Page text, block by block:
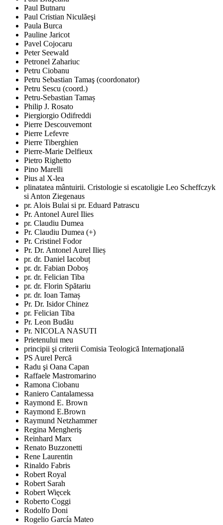
Paul Butnaru
Paul Cristian Niculăeşi
Paula Burca
Pauline Jaricot
Pavel Cojocaru
Peter Seewald
Petronel Zahariuc
Petru Ciobanu
Petru Sebastian Tamaş (coordonator)
Petru Sescu (coord.)
Petru-Sebastian Tamaș
Philip J. Rosato
Piergiorgio Odifreddi
Pierre Descouvemont
Pierre Lefevre
Pierre Tiberghien
Pierre-Marie Delfieux
Pietro Righetto
Pino Marelli
Pius al X-lea
plinatatea mântuirii. Cristologie si escatoligie Leo Scheffczyk
si Anton Ziegenaus
pr. Alois Bulai si pr. Eduard Patrascu
Pr. Antonel Aurel Ilies
pr. Claudiu Dumea
Pr. Claudiu Dumea (+)
Pr. Cristinel Fodor
Pr. Dr. Antonel Aurel Ilieș
pr. dr. Daniel Iacobuț
pr. dr. Fabian Doboș
pr. dr. Felician Tiba
pr. dr. Florin Spătariu
pr. dr. Ioan Tamaș
Pr. Dr. Isidor Chinez
pr. Felician Tiba
Pr. Leon Budău
Pr. NICOLA NASUTI
Prietenului meu
principii şi criterii Comisia Teologică Internaţională
PS Aurel Percă
Radu şi Oana Capan
Raffaele Mastromarino
Ramona Ciobanu
Raniero Cantalamessa
Raymond E. Brown
Raymond E.Brown
Raymund Netzhammer
Regina Mengheriş
Reinhard Marx
Renato Buzzonetti
Rene Laurentin
Rinaldo Fabris
Robert Royal
Robert Sarah
Robert Więcek
Roberto Coggi
Rodolfo Doni
Rogelio García Mateo